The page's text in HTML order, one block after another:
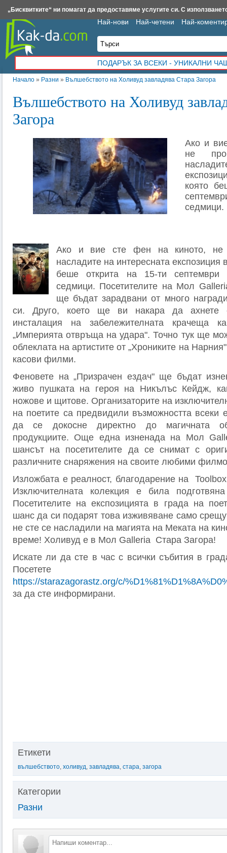
Начало » Разни » Вълшебството на Холивуд завладява Стара Загора
Вълшебството на Холивуд
Загора
Ако и
не
която
седмици.
Ако и вие сте фен на киното, не
насладите на интересната експозиция
беше открита на 15-ти
седмици. Посетителите на Мол
ще бъдат зарадвани от много
си. Друго, което ще ви накара да ахнете
инсталация на забележителната крачеща
„Империята отвръща на удара". Точно тук ще
облеклата на артистите от „Хрониките на
касови филми.
Феновете на „Призрачен ездач" ще бъдат
живо пушката на героя на Никълъс Кейдж,
ножове и щитове. Организаторите на
на поетите са предвидили възможността всеки
да се докосне директно до магичната
продукциите. Още една изненада на Мол
шансът на посетителите да се снимат с
различните снаряжения на своите любими
Изложбата е реалност, благодарение на
Изключителната колекция е била
Посетителите на експозицията в града на
шанс да си подарят това изживяване само
не сте се насладили на магията на Меката на
време! Холивуд е в Мол Galleria Стара Загора!
Искате ли да сте в час с всички събития в
Посетете
https://starazagorastz.org/c/
за да сте информирани.
Етикети
вълшебството, холивуд, завладява, стара, загора
Категории
Разни
Най-нови Най-четени Най-
ПОДАРЪК ЗА ВСЕКИ - УНИКАЛНИ
Insert.bg Framar.bg Kak-da.com Iztochnik.com BauBau.bg NewAge.bg
„Бисквитките“ ни помагат да предоставяме услугите си. С